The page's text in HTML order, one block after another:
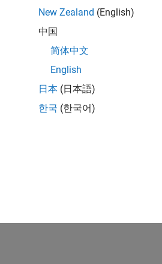
New Zealand (English)
中国
简体中文
English
日本 (日本語)
한국 (한국어)